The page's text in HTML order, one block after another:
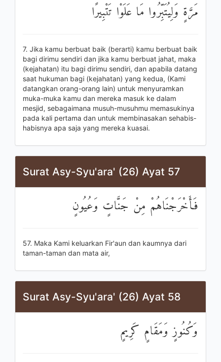
مَرَّةٍ وَلِيُتَبِّرُوا مَا عَلَوْا تَتْبِيرًا
7. Jika kamu berbuat baik (berarti) kamu berbuat baik
bagi dirimu sendiri dan jika kamu berbuat jahat, maka
(kejahatan) itu bagi dirimu sendiri, dan apabila datang
saat hukuman bagi (kejahatan) yang kedua, (Kami
datangkan orang-orang lain) untuk menyuramkan
muka-muka kamu dan mereka masuk ke dalam
mesjid, sebagaimana musuh-musuhmu memasukinya
pada kali pertama dan untuk membinasakan sehabis-
habisnya apa saja yang mereka kuasai.
Surat Asy-Syu'ara' (26) Ayat 57
فَأَخْرَجْنَاهُمْ مِنْ جَنَّاتٍ وَعُيُونٍ
57. Maka Kami keluarkan Fir'aun dan kaumnya dari
taman-taman dan mata air,
Surat Asy-Syu'ara' (26) Ayat 58
وَكُنُوزٍ وَمَقَامٍ كَرِيمٍ